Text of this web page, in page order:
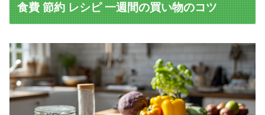
食費 節約 レシピ 一週間の買い物のコツ